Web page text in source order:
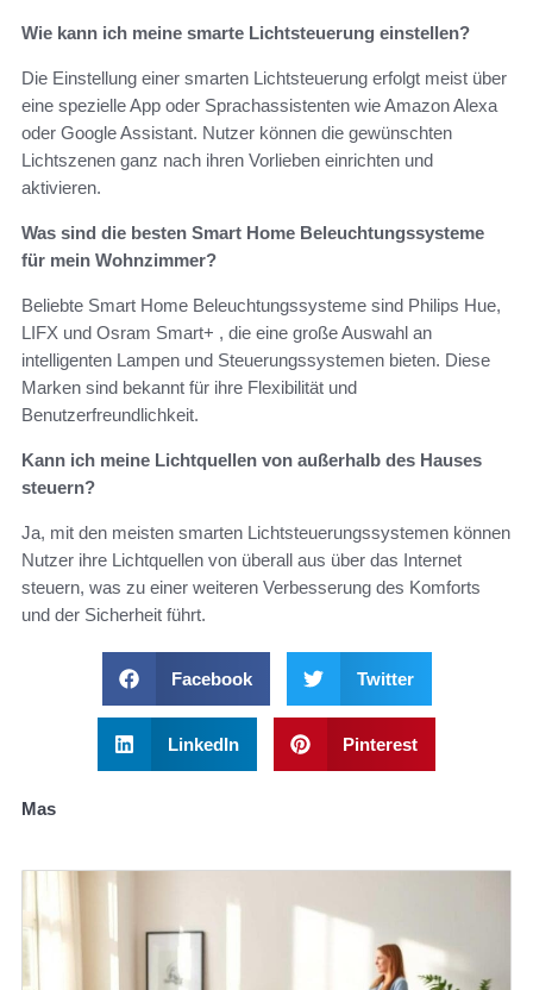
Wie kann ich meine smarte Lichtsteuerung einstellen?
Die Einstellung einer smarten Lichtsteuerung erfolgt meist über
eine spezielle App oder Sprachassistenten wie Amazon Alexa
oder Google Assistant. Nutzer können die gewünschten
Lichtszenen ganz nach ihren Vorlieben einrichten und
aktivieren.
Was sind die besten Smart Home Beleuchtungssysteme
für mein Wohnzimmer?
Beliebte Smart Home Beleuchtungssysteme sind Philips Hue,
LIFX und Osram Smart+ , die eine große Auswahl an
intelligenten Lampen und Steuerungssystemen bieten. Diese
Marken sind bekannt für ihre Flexibilität und
Benutzerfreundlichkeit.
Kann ich meine Lichtquellen von außerhalb des Hauses
steuern?
Ja, mit den meisten smarten Lichtsteuerungssystemen können
Nutzer ihre Lichtquellen von überall aus über das Internet
steuern, was zu einer weiteren Verbesserung des Komforts
und der Sicherheit führt.
Facebook Twitter
LinkedIn Pinterest
Mas